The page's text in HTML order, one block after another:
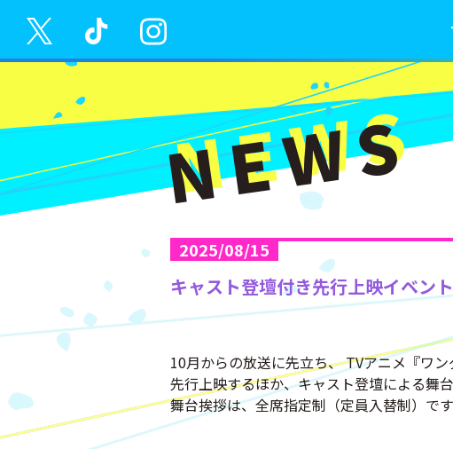
NEWS
2025/08/15
キャスト登壇付き先行上映イベン
10月からの放送に先立ち、 TVアニメ『ワ
先行上映するほか、キャスト登壇による舞
舞台挨拶は、全席指定制（定員入替制）です